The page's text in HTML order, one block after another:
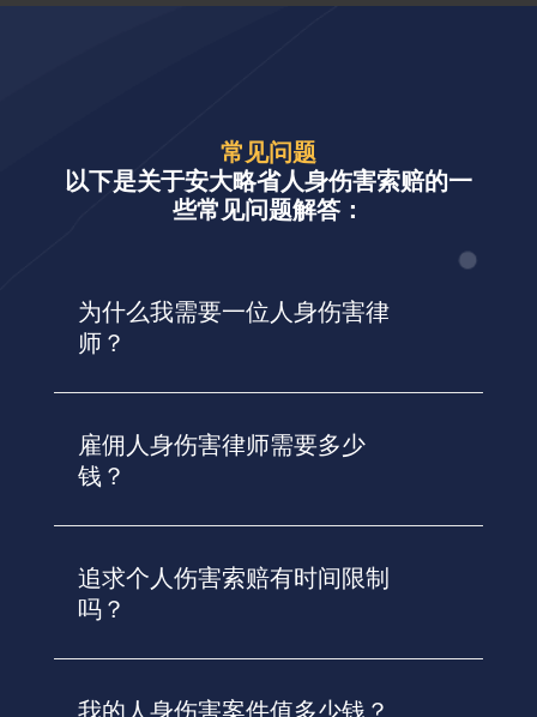
常见问题
以下是关于安大略省人身伤害索赔的一
些常见问题解答：
为什么我需要一位人身伤害律
师？
雇佣人身伤害律师需要多少
钱？
追求个人伤害索赔有时间限制
吗？